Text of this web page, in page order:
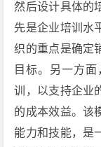
然后设计具体的
先是企业培训水
织的重点是确定
目标。另一方
训，以支持企业
的成本效益。该
能力和技能，是